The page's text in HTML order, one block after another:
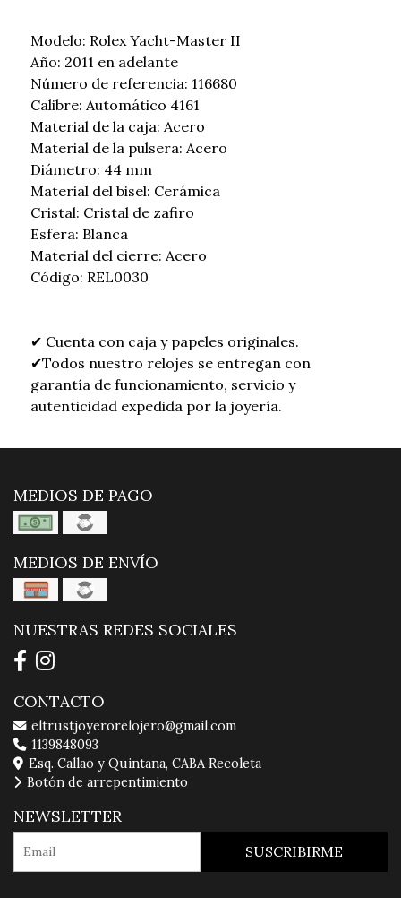
Modelo: Rolex Yacht-Master II
Año: 2011 en adelante
Número de referencia: 116680
Calibre: Automático 4161
Material de la caja: Acero
Material de la pulsera: Acero
Diámetro: 44 mm
Material del bisel: Cerámica
Cristal: Cristal de zafiro
Esfera: Blanca
Material del cierre: Acero
Código: REL0030
✔ Cuenta con caja y papeles originales.
✔Todos nuestro relojes se entregan con
garantía de funcionamiento, servicio y
autenticidad expedida por la joyería.
MEDIOS DE PAGO
MEDIOS DE ENVÍO
NUESTRAS REDES SOCIALES
CONTACTO
eltrustjoyerorelojero@gmail.com
1139848093
Esq. Callao y Quintana, CABA Recoleta
Botón de arrepentimiento
NEWSLETTER
SUSCRIBIRME